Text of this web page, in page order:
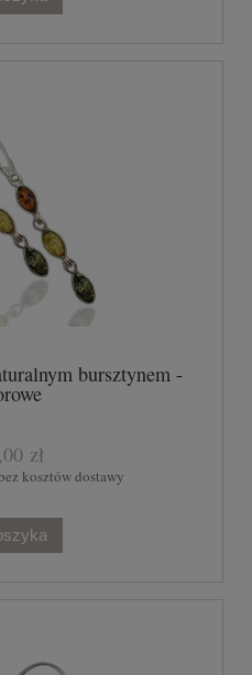
bursztynem -
zł
kosztów dostawy